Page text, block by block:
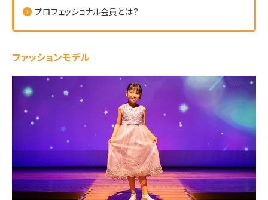
プロフェッショナル会員とは？
ファッションモデル